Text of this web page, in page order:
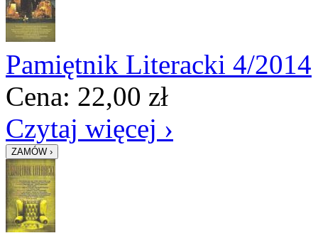
Pamiętnik Literacki 4/2014
Cena: 22,00 zł
Czytaj więcej ›